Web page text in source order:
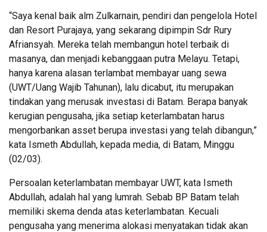
“Saya kenal baik alm Zulkarnain, pendiri dan pengelola Hotel
dan Resort Purajaya, yang sekarang dipimpin Sdr Rury
Afriansyah. Mereka telah membangun hotel terbaik di
masanya, dan menjadi kebanggaan putra Melayu. Tetapi,
hanya karena alasan terlambat membayar uang sewa
(UWT/Uang Wajib Tahunan), lalu dicabut, itu merupakan
tindakan yang merusak investasi di Batam. Berapa banyak
kerugian pengusaha, jika setiap keterlambatan harus
mengorbankan asset berupa investasi yang telah dibangun,”
kata Ismeth Abdullah, kepada media, di Batam, Minggu
(02/03).
Persoalan keterlambatan membayar UWT, kata Ismeth
Abdullah, adalah hal yang lumrah. Sebab BP Batam telah
memiliki skema denda atas keterlambatan. Kecuali
pengusaha yang menerima alokasi menyatakan tidak akan